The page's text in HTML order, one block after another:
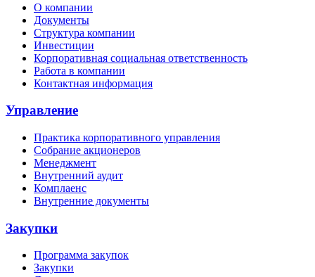
О компании
Документы
Структура компании
Инвестиции
Корпоративная социальная ответственность
Работа в компании
Контактная информация
Управление
Практика корпоративного управления
Собрание акционеров
Менеджмент
Внутренний аудит
Комплаенс
Внутренние документы
Закупки
Программа закупок
Закупки